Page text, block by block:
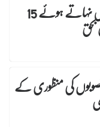
یوحناآباد:بارشی پانی میں نہاتے ہوئے 15
کی منظوری کے